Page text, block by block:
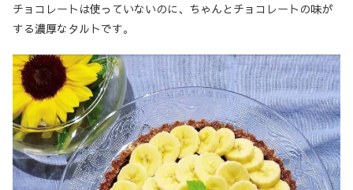
チョコレートは使っていないのに、ちゃんとチョコレートの味が
する濃厚なタルトです。